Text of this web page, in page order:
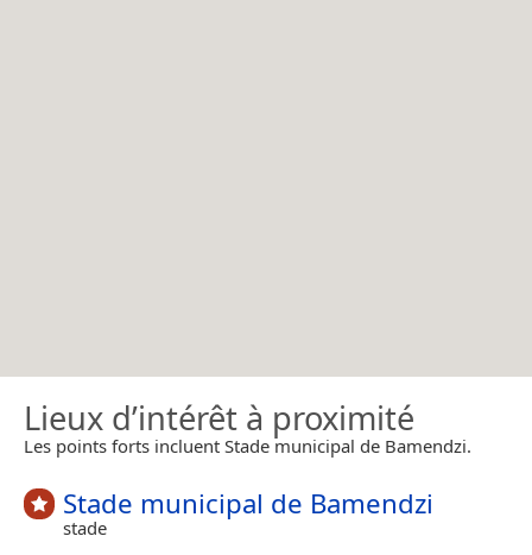
Lieux d’intérêt à proximité
Les points forts incluent Stade municipal de Bamendzi.
Stade municipal de Bamendzi
stade